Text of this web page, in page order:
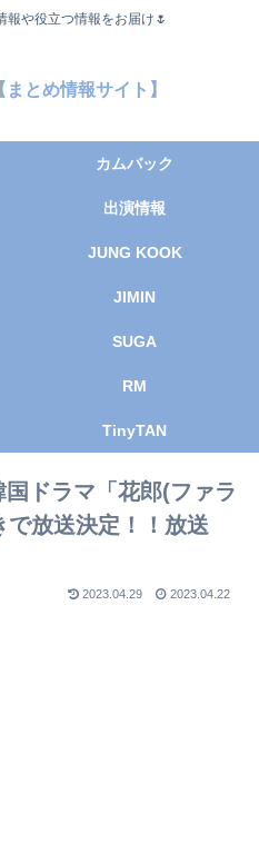
報や役立つ情報をお届け🌷
とめ情報サイト】
カムバック
出演情報
JUNG KOOK
JIMIN
SUGA
RM
TinyTAN
ドラマ「花郎(ファラ
で放送決定！！放送
2023.04.29 2023.04.22